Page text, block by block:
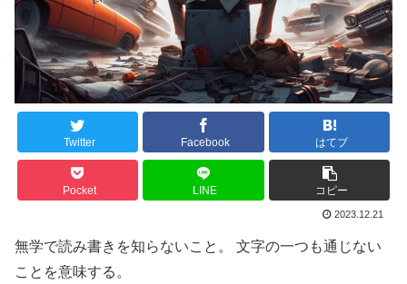
Twitter Facebook はてブ
Pocket LINE コピー
2023.12.21
無学で読み書きを知らないこと。 文字の一つも通じない
ことを意味する。